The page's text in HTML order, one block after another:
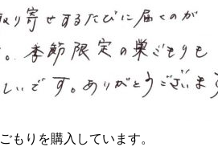
もりを購入しています。